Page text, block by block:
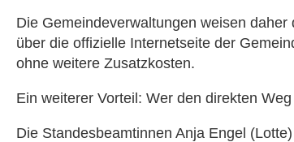
Die Gemeindeverwaltungen weisen
über die offizielle Internetseite der
ohne weitere Zusatzkosten.
Ein weiterer Vorteil: Wer den direkten
Die Standesbeamtinnen Anja Engel